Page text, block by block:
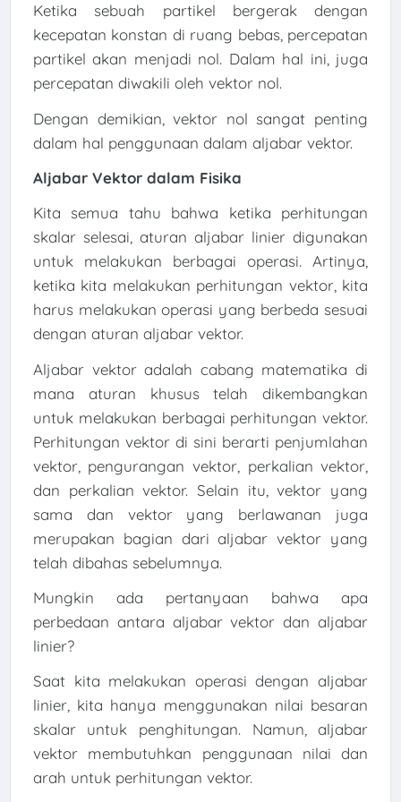
Ketika sebuah partikel bergerak dengan
kecepatan konstan di ruang bebas, percepatan
partikel akan menjadi nol. Dalam hal ini, juga
percepatan diwakili oleh vektor nol.
Dengan demikian, vektor nol sangat penting
dalam hal penggunaan dalam aljabar vektor.
Aljabar Vektor dalam Fisika
Kita semua tahu bahwa ketika perhitungan
skalar selesai, aturan aljabar linier digunakan
untuk melakukan berbagai operasi. Artinya,
ketika kita melakukan perhitungan vektor, kita
harus melakukan operasi yang berbeda sesuai
dengan aturan aljabar vektor.
Aljabar vektor adalah cabang matematika di
mana aturan khusus telah dikembangkan
untuk melakukan berbagai perhitungan vektor.
Perhitungan vektor di sini berarti penjumlahan
vektor, pengurangan vektor, perkalian vektor,
dan perkalian vektor. Selain itu, vektor yang
sama dan vektor yang berlawanan juga
merupakan bagian dari aljabar vektor yang
telah dibahas sebelumnya.
Mungkin ada pertanyaan bahwa apa
perbedaan antara aljabar vektor dan aljabar
linier?
Saat kita melakukan operasi dengan aljabar
linier, kita hanya menggunakan nilai besaran
skalar untuk penghitungan. Namun, aljabar
vektor membutuhkan penggunaan nilai dan
arah untuk perhitungan vektor.